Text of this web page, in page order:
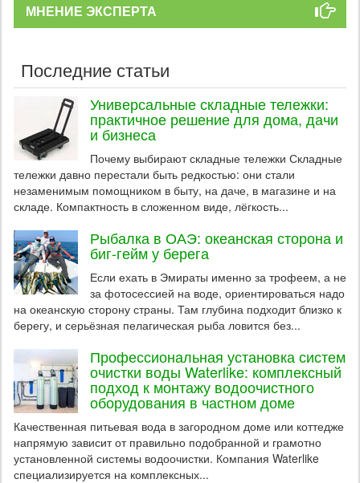
МНЕНИЕ ЭКСПЕРТА
Последние статьи
Универсальные складные тележки:
практичное решение для дома, дачи
и бизнеса
Почему выбирают складные тележки Складные
тележки давно перестали быть редкостью: они стали
незаменимым помощником в быту, на даче, в магазине и на
складе. Компактность в сложенном виде, лёгкость...
Рыбалка в ОАЭ: океанская сторона и
биг-гейм у берега
Если ехать в Эмираты именно за трофеем, а не
за фотосессией на воде, ориентироваться надо
на океанскую сторону страны. Там глубина подходит близко к
берегу, и серьёзная пелагическая рыба ловится без...
Профессиональная установка систем
очистки воды Waterlike: комплексный
подход к монтажу водоочистного
оборудования в частном доме
Качественная питьевая вода в загородном доме или коттедже
напрямую зависит от правильно подобранной и грамотно
установленной системы водоочистки. Компания Waterlike
специализируется на комплексных...